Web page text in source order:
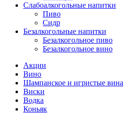
Слабоалкогольные напитки
Пиво
Сидр
Безалкогольные напитки
Безалкогольное пиво
Безалкогольное вино
Акции
Вино
Шампанское и игристые вина
Виски
Водка
Коньяк